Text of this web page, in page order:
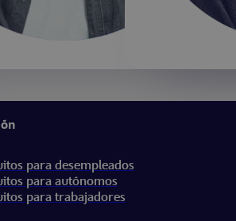
para desempleados
para autónomos
para trabajadores